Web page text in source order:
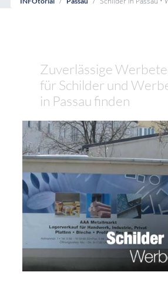
Zuverlässige
für Schilder und
in Passau finden